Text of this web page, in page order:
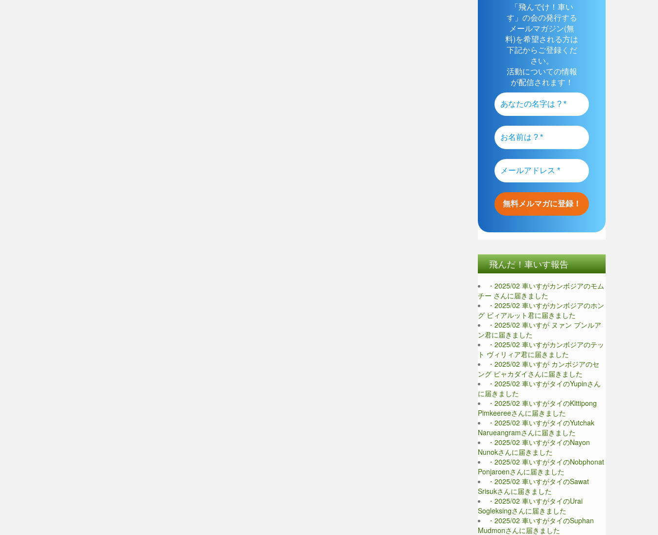
「飛んでけ！車い
す」の会の発行する
メールマガジン(無
料)を希望される方は
下記からご登録くだ
さい。
活動についての情報
が配信されます！
飛んだ！車いす報告
・2025/02 車いすがカンボジアのモム
チー さんに届きました
・2025/02 車いすがカンボジアのホン
グ ピィアルット君に届きました
・2025/02 車いすが ヌァン ブンルア
ン君に届きました
・2025/02 車いすがカンボジアのテッ
ト ヴィリィア君に届きました
・2025/02 車いすが カンボジアのセ
ング ピャカダイさんに届きました
・2025/02 車いすがタイのYupinさん
に届きました
・2025/02 車いすがタイのKittipong
Pimkeereeさんに届きました
・2025/02 車いすがタイのYutchak
Narueangramさんに届きました
・2025/02 車いすがタイのNayon
Nunokさんに届きました
・2025/02 車いすがタイのNobphonat
Ponjaroenさんに届きました
・2025/02 車いすがタイのSawat
Srisukさんに届きました
・2025/02 車いすがタイのUrai
Sogleksingさんに届きました
・2025/02 車いすがタイのSuphan
Mudmonさんに届きました